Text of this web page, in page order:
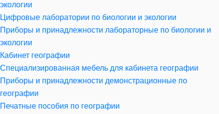
экологии
Цифровые лаборатории по биологии и экологии
Приборы и принадлежности лабораторные по биологии и
экологии
Кабинет географии
Специализированная мебель для кабинета географии
Приборы и принадлежности демонстрационные по
географии
Печатные пособия по географии